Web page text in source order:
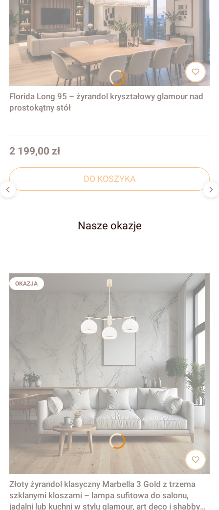
Florida Long 95 – żyrandol kryształowy glamour nad
prostokątny stół
Cena
2 199,00 zł
DO KOSZYKA
Nasze okazje
OKAZJA
Złoty żyrandol klasyczny Marbella 3 Gold z trzema
szklanymi kloszami – lampa sufitowa do salonu,
jadalni lub kuchni w stylu glamour, art deco i shabby